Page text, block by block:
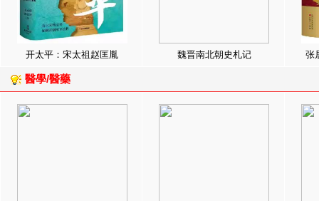
开太平：宋太祖赵匡胤 魏晋南北朝史札记 张
醫學/醫藥